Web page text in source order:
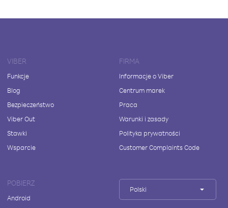
VIBER
Funkcje
Blog
Bezpieczeństwo
Viber Out
Stawki
Wsparcie
FIRMA
Informacje o Viber
Centrum marek
Praca
Warunki i zasady
Polityka prywatności
Customer Complaints Code
POBIERZ
Android
Polski